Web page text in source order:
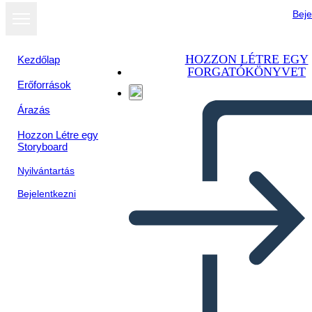
Kezdőlap
Erőforrások
Árazás
Hozzon Létre egy
Storyboard
Nyilvántartás
Bejelentkezni
HOZZON LÉTRE EGY
FORGATÓKÖNYVET
Page D'accueil Wireframe 2